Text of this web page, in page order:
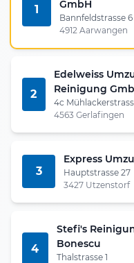
1
GmbH
Bannfeldstrasse 6
4912 Aarwangen
2
Edelweiss
Reinigung
4c
4563 Gerlafingen
3
Express
Hauptstrasse 27
3427 Utzenstorf
4
Stefi's
Bonescu
Thalstrasse 1